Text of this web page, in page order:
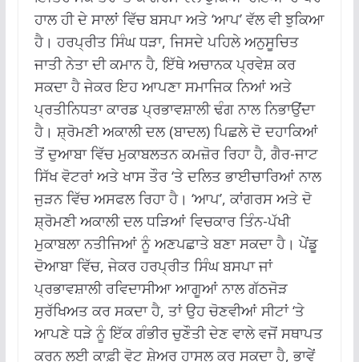
ਹਾਲ ਹੀ ਦੇ ਸਾਲਾਂ ਵਿੱਚ ਬਸਪਾ ਅਤੇ ‘ਆਪ’ ਵੱਲ ਵੀ ਝੁਕਿਆ
ਹੈ। ਹਰਪ੍ਰੀਤ ਸਿੰਘ ਧੜਾ, ਜਿਸਦੇ ਪਹਿਲੇ ਅਨੁਸੂਚਿਤ
ਜਾਤੀ ਨੇਤਾ ਦੀ ਕਮਾਨ ਹੈ, ਇੱਥੇ ਅਚਾਨਕ ਪ੍ਰਵੇਸ਼ ਕਰ
ਸਕਦਾ ਹੈ ਜੇਕਰ ਇਹ ਆਪਣਾ ਸਮਾਜਿਕ ਨਿਆਂ ਅਤੇ
ਪ੍ਰਤੀਨਿਧਤਾ ਕਾਰਡ ਪ੍ਰਭਾਵਸ਼ਾਲੀ ਢੰਗ ਨਾਲ ਨਿਭਾਉਂਦਾ
ਹੈ। ਸ਼੍ਰੋਮਣੀ ਅਕਾਲੀ ਦਲ (ਬਾਦਲ) ਪਿਛਲੇ ਦੋ ਦਹਾਕਿਆਂ
ਤੋਂ ਦੁਆਬਾ ਵਿੱਚ ਮੁਕਾਬਲਤਨ ਕਮਜ਼ੋਰ ਰਿਹਾ ਹੈ, ਗੈਰ-ਜਾਟ
ਸਿੱਖ ਵੋਟਰਾਂ ਅਤੇ ਖਾਸ ਤੌਰ ‘ਤੇ ਦਲਿਤ ਭਾਈਚਾਰਿਆਂ ਨਾਲ
ਜੁੜਨ ਵਿੱਚ ਅਸਫਲ ਰਿਹਾ ਹੈ। ‘ਆਪ’, ਕਾਂਗਰਸ ਅਤੇ ਦੋ
ਸ਼੍ਰੋਮਣੀ ਅਕਾਲੀ ਦਲ ਧੜਿਆਂ ਵਿਚਕਾਰ ਤਿੰਨ-ਪੱਖੀ
ਮੁਕਾਬਲਾ ਨਤੀਜਿਆਂ ਨੂੰ ਅਣਪਛਾਤੇ ਬਣਾ ਸਕਦਾ ਹੈ। ਪੇਂਡੂ
ਦੋਆਬਾ ਵਿੱਚ, ਜੇਕਰ ਹਰਪ੍ਰੀਤ ਸਿੰਘ ਬਸਪਾ ਜਾਂ
ਪ੍ਰਭਾਵਸ਼ਾਲੀ ਰਵਿਦਾਸੀਆ ਆਗੂਆਂ ਨਾਲ ਗੱਠਜੋੜ
ਸੁਰੱਖਿਅਤ ਕਰ ਸਕਦਾ ਹੈ, ਤਾਂ ਉਹ ਚੋਣਵੀਆਂ ਸੀਟਾਂ ‘ਤੇ
ਆਪਣੇ ਧੜੇ ਨੂੰ ਇੱਕ ਗੰਭੀਰ ਚੁਣੌਤੀ ਦੇਣ ਵਾਲੇ ਵਜੋਂ ਸਥਾਪਤ
ਕਰਨ ਲਈ ਕਾਫ਼ੀ ਵੋਟ ਸ਼ੇਅਰ ਹਾਸਲ ਕਰ ਸਕਦਾ ਹੈ, ਭਾਵੇਂ